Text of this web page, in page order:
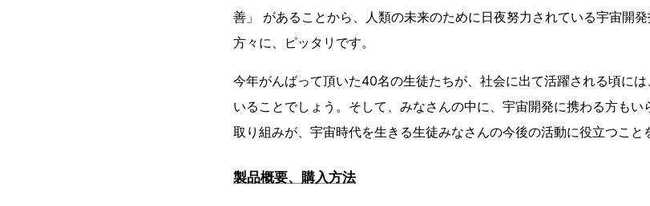
善」 があることから、人類の未来のために日夜努力されている宇宙開
方々に、ピッタリです。
今年がんばって頂いた40名の生徒たちが、社会に出て活躍される頃に
いることでしょう。そして、みなさんの中に、宇宙開発に携わる方も
取り組みが、宇宙時代を生きる生徒みなさんの今後の活動に役立つこと
製品概要、購入方法